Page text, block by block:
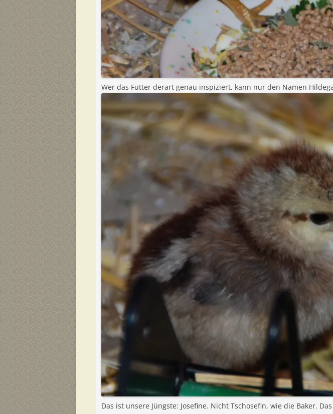
Wer das Futter derart genau inspiziert, kann nur den Namen
Das ist unsere Jüngste: Josefine. Nicht Tschosefin, wie die Baker.